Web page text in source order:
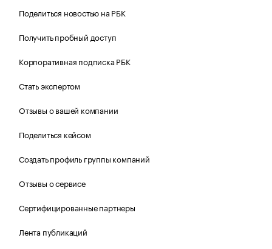
Поделиться новостью на РБК
Получить пробный доступ
Корпоративная подписка РБК
Стать экспертом
Отзывы о вашей компании
Поделиться кейсом
Создать профиль группы компаний
Отзывы о сервисе
Сертифицированные партнеры
Лента публикаций